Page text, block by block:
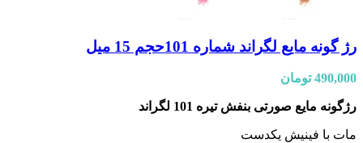
رژ گونه مایع لگراند شماره 101حجم 15 میل
490,000 تومان
رژگونه مایع صورتی بنفش تیره 101 لگراند
مات با فینیش یکدست